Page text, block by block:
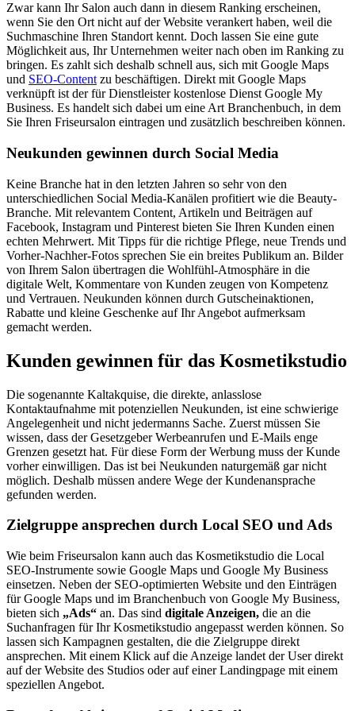
Zwar kann Ihr Salon auch dann in diesem Ranking erscheinen,
wenn Sie den Ort nicht auf der Website verankert haben, weil die
Suchmaschine Ihren Standort kennt. Doch lassen Sie eine gute
Möglichkeit aus, Ihr Unternehmen weiter nach oben im Ranking zu
bringen. Es zahlt sich deshalb schnell aus, sich mit Google Maps
und SEO-Content zu beschäftigen. Direkt mit Google Maps
verknüpft ist der für Dienstleister kostenlose Dienst Google My
Business. Es handelt sich dabei um eine Art Branchenbuch, in dem
Sie Ihren Friseursalon eintragen und zusätzlich beschreiben können.
Neukunden gewinnen durch Social Media
Keine Branche hat in den letzten Jahren so sehr von den
unterschiedlichen Social Media-Kanälen profitiert wie die Beauty-
Branche. Mit relevantem Content, Artikeln und Beiträgen auf
Facebook, Instagram und Pinterest bieten Sie Ihren Kunden einen
echten Mehrwert. Mit Tipps für die richtige Pflege, neue Trends und
Vorher-Nachher-Fotos sprechen Sie ein breites Publikum an. Bilder
von Ihrem Salon übertragen die Wohlfühl-Atmosphäre in die
digitale Welt, Kommentare von Kunden zeugen von Kompetenz
und Vertrauen. Neukunden können durch Gutscheinaktionen,
Rabatte und kleine Geschenke auf Ihr Angebot aufmerksam
gemacht werden.
Kunden gewinnen für das Kosmetikstudio
Die sogenannte Kaltakquise, die direkte, anlasslose
Kontaktaufnahme mit potenziellen Neukunden, ist eine schwierige
Angelegenheit und nicht jedermanns Sache. Zuerst müssen Sie
wissen, dass der Gesetzgeber Werbeanrufen und E-Mails enge
Grenzen gesetzt hat. Für diese Form der Werbung muss der Kunde
vorher einwilligen. Das ist bei Neukunden naturgemäß gar nicht
möglich. Deshalb müssen andere Wege der Kundenansprache
gefunden werden.
Zielgruppe ansprechen durch Local SEO und Ads
Wie beim Friseursalon kann auch das Kosmetikstudio die Local
SEO-Instrumente sowie Google Maps und Google My Business
einsetzen. Neben der SEO-optimierten Website und den Einträgen
für Google Maps und im Branchenbuch von Google My Business,
bieten sich „Ads“ an. Das sind digitale Anzeigen, die an die
Suchanfragen für Ihr Kosmetikstudio angepasst werden können. So
lassen sich Kampagnen gestalten, die die Zielgruppe direkt
ansprechen. Mit einem Klick auf die Anzeige landet der User direkt
auf der Website des Studios oder auf einer Landingpage mit einem
speziellen Angebot.